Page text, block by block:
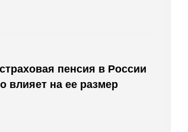
пенсия в России
влияет на ее размер